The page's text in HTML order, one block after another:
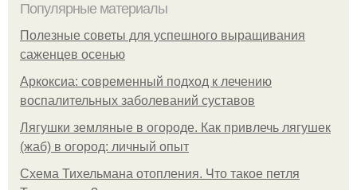
Популярные материалы
Полезные советы для успешного выращивания
саженцев осенью
Аркоксиа: современный подход к лечению
воспалительных заболеваний суставов
Лягушки земляные в огороде. Как привлечь лягушек
(жаб) в огород: личный опыт
Схема Тихельмана отопления. Что такое петля